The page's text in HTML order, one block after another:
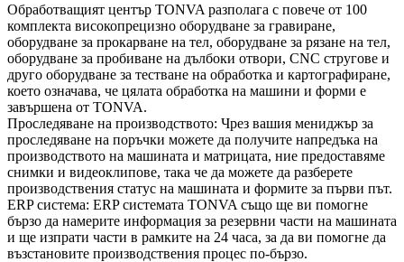
Обработващият център TONVA разполага с повече от 100
комплекта високопрецизно оборудване за гравиране,
оборудване за прокарване на тел, оборудване за рязане на тел,
оборудване за пробиване на дълбоки отвори, CNC стругове и
друго оборудване за тестване на обработка и картографиране,
което означава, че цялата обработка на машини и форми е
завършена от TONVA.
Проследяване на производството: Чрез вашия мениджър за
проследяване на поръчки можете да получите напредъка на
производството на машината и матрицата, ние предоставяме
снимки и видеоклипове, така че да можете да разберете
производствения статус на машината и формите за първи път.
ERP система: ERP системата TONVA също ще ви помогне
бързо да намерите информация за резервни части на машината
и ще изпрати части в рамките на 24 часа, за да ви помогне да
възстановите производствения процес по-бързо.